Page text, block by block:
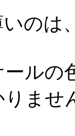
のは
ールの
りませ